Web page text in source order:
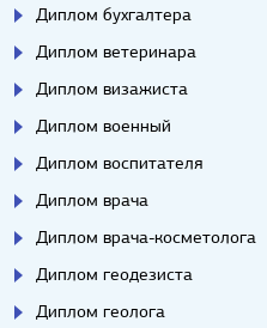
Диплом бухгалтера
Диплом ветеринара
Диплом визажиста
Диплом военный
Диплом воспитателя
Диплом врача
Диплом врача-косметолога
Диплом геодезиста
Диплом геолога